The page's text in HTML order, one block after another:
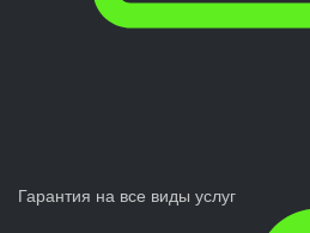
Гарантия на все виды услуг